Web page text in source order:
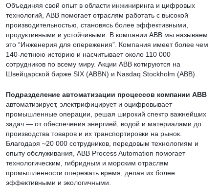
Объединяя свой опыт в области инжиниринга и цифровых
технологий, ABB помогает отраслям работать с высокой
производительностью, становясь более эффективными,
продуктивными и устойчивыми. В компании ABB мы называем
это “Инженерия для опережения”. Компания имеет более чем
140-летнюю историю и насчитывает около 110 000
сотрудников по всему миру. Акции ABB котируются на
Швейцарской бирже SIX (ABBN) и Nasdaq Stockholm (ABB).
Подразделение автоматизации процессов компании ABB
автоматизирует, электрифицирует и оцифровывает
промышленные операции, решая широкий спектр важнейших
задач — от обеспечения энергией, водой и материалами до
производства товаров и их транспортировки на рынок.
Благодаря ~20 000 сотрудников, передовым технологиям и
опыту обслуживания, ABB Process Automation помогает
технологическим, гибридным и морским отраслям
промышленности опережать время, делая их более
эффективными и экологичными.